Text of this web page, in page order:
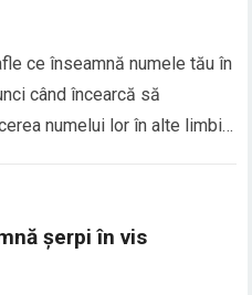
ce înseamnă numele tău în
când încearcă să
numelui lor în alte limbi.
numele sunt
personală și, de…
șerpi în vis